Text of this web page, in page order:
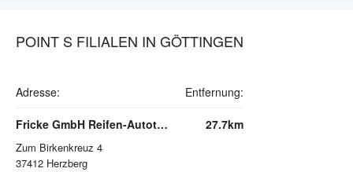
POINT S FILIALEN IN GÖTTINGEN
Adresse: Entfernung:
Fricke GmbH Reifen-Autoteile
Zum Birkenkreuz 4
37412 Herzberg
27.7km